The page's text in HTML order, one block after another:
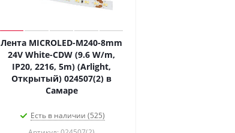
Лента MICROLED-M240-8mm
24V White-CDW (9.6 W/m,
IP20, 2216, 5m) (Arlight,
Открытый) 024507(2) в
Самаре
Есть в наличии (525)